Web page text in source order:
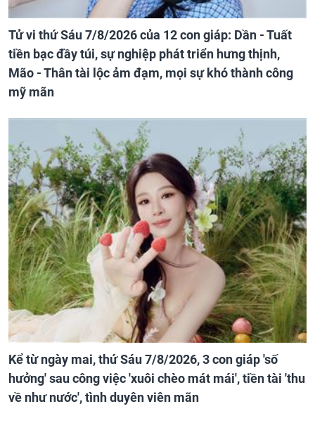
Tử vi thứ Sáu 7/8/2026 của 12 con giáp: Dần - Tuất
tiền bạc đầy túi, sự nghiệp phát triển hưng thịnh,
Mão - Thân tài lộc ảm đạm, mọi sự khó thành công
mỹ mãn
Kể từ ngày mai, thứ Sáu 7/8/2026, 3 con giáp 'số
hưởng' sau công việc 'xuôi chèo mát mái', tiền tài 'thu
về như nước', tình duyên viên mãn